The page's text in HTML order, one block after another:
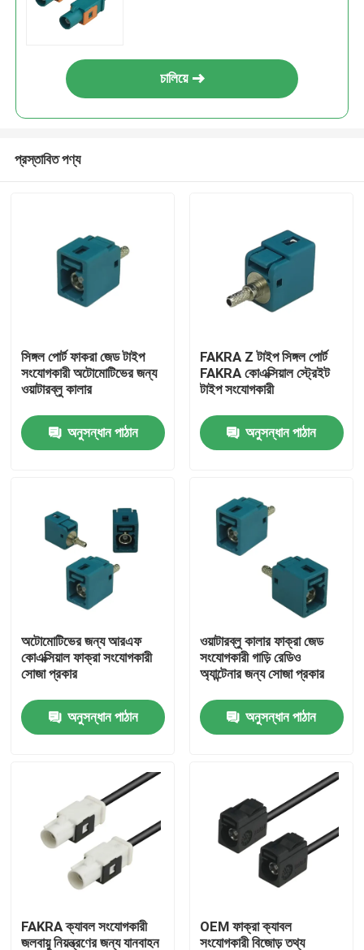
পণ্য
আমাদের সম্পর্কে
কারখানা ভ্রমণ
মান নিয়ন্ত্রণ
উদ্ধৃতির জন্য আবেদন
FAKRA HSD সংযোগকারী
FAKRA PCB সংযোগকারী
চালিয়ে
প্রস্তাবিত পণ্য
সিঙ্গল পোর্ট ফাকরা জেড টাইপ
সংযোগকারী অটোমোটিভের জন্য
ওয়াটারব্লু কালার
অনুসন্ধান পাঠান
FAKRA Z টাইপ সিঙ্গল পোর্ট
FAKRA কোএক্সিয়াল স্ট্রেইট
টাইপ সংযোগকারী
অনুসন্ধান পাঠান
অটোমোটিভের জন্য আরএফ
কোএক্সিয়াল ফাক্রা সংযোগকারী
সোজা প্রকার
অনুসন্ধান পাঠান
ওয়াটারব্লু কালার ফাক্রা জেড
সংযোগকারী গাড়ি রেডিও
অ্যান্টেনার জন্য সোজা প্রকার
অনুসন্ধান পাঠান
FAKRA ক্যাবল সংযোগকারী
জলবায়ু নিয়ন্ত্রণের জন্য যানবাহন
OEM ফাক্রা ক্যাবল
সংযোগকারী বিজোড় তথ্য